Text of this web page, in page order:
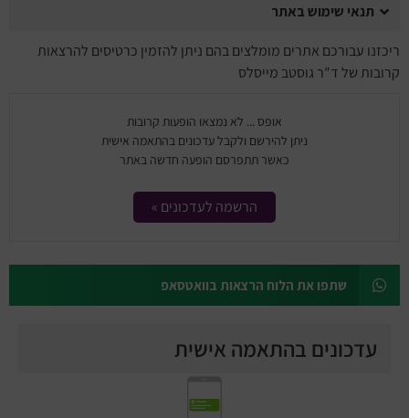
תנאי שימוש באתר
ריכזנו עבורכם אתרים מומלצים בהם ניתן להזמין כרטיסים להרצאות
קרובות של ד"ר גוסטב מייסלס
אופס ... לא נמצאו הופעות קרובות
ניתן להירשם ולקבל עדכונים בהתאמה אישית
כאשר תתפרסם הופעה חדשה באתר
הרשמה לעדכונים »
שתפו את הלוח הרצאות בוואטסאפ
עדכונים בהתאמה אישית